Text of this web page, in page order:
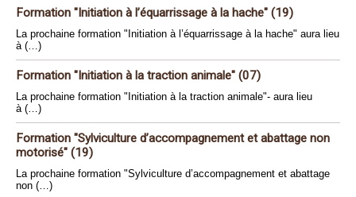
Formation "Initiation à l’équarrissage à la hache" (19)
La prochaine formation "Initiation à l’équarrissage à la hache" aura lieu
à (…)
Formation "Initiation à la traction animale" (07)
La prochaine formation "Initiation à la traction animale"- aura lieu
à (…)
Formation "Sylviculture d’accompagnement et abattage non
motorisé" (19)
La prochaine formation "Sylviculture d’accompagnement et abattage
non (…)